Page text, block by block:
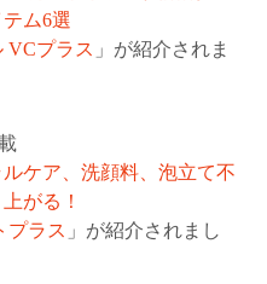
ム6選
VCプラス 」が紹介されま
ケア、洗顔料、泡立て不
がる！
プラス 」が紹介されまし